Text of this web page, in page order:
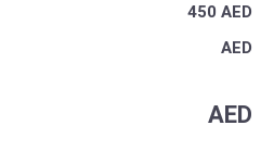
450 AED
AED
AED